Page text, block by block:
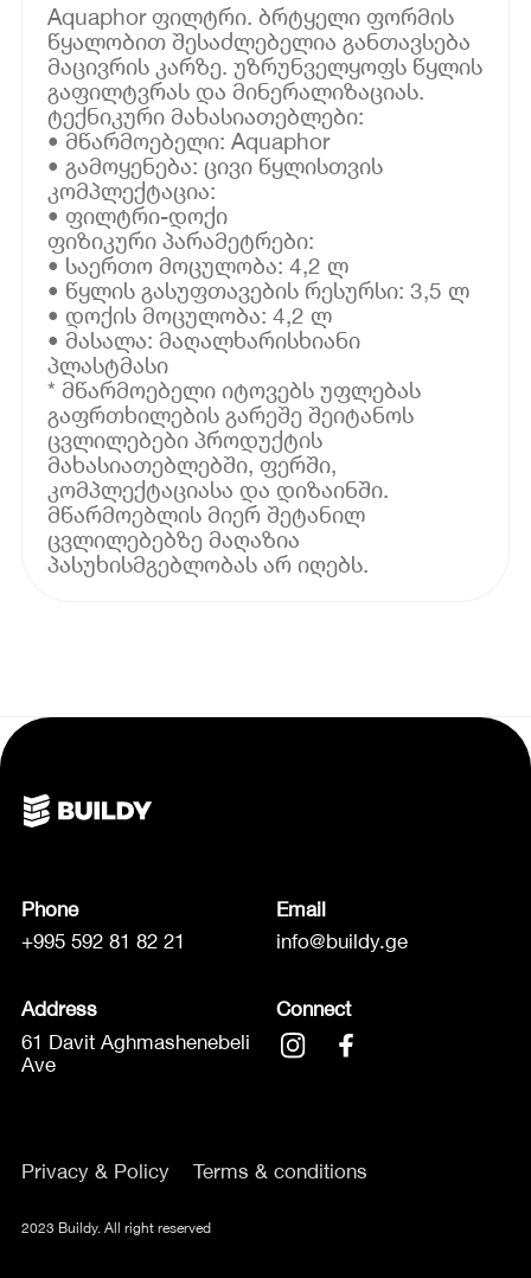
Aquaphor ფილტრი. ბრტყელი ფორმის
წყალობით შესაძლებელია განთავსება
მაცივრის კარზე. უზრუნველყოფს წყლის
გაფილტვრას და მინერალიზაციას.
ტექნიკური მახასიათებლები:
• მწარმოებელი: Aquaphor
• გამოყენება: ცივი წყლისთვის
კომპლექტაცია:
• ფილტრი-დოქი
ფიზიკური პარამეტრები:
• საერთო მოცულობა: 4,2 ლ
• წყლის გასუფთავების რესურსი: 3,5 ლ
• დოქის მოცულობა: 4,2 ლ
• მასალა: მაღალხარისხიანი
პლასტმასი
* მწარმოებელი იტოვებს უფლებას
გაფრთხილების გარეშე შეიტანოს
ცვლილებები პროდუქტის
მახასიათებლებში, ფერში,
კომპლექტაციასა და დიზაინში.
მწარმოებლის მიერ შეტანილ
ცვლილებებზე მაღაზია
პასუხისმგებლობას არ იღებს.
Phone
+995 592 81 82 21
Email
info@buildy.ge
Address
61 Davit Aghmashenebeli
Ave
Connect
Privacy & Policy Terms & conditions
2023 Buildy. All right reserved